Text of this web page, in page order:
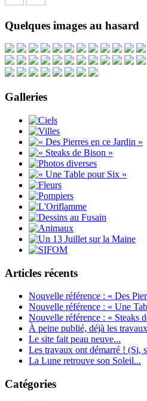
Quelques images au hasard
Galleries
Articles récents
Nouvelle référence : « Des
Nouvelle référence : « Une
Nouvelle référence : « Steaks
À peine publié, déjà les
Le site fait peau neuve...
Les travaux ont démarré ! (Si,
La Lune retrouve son Soleil...
Catégories